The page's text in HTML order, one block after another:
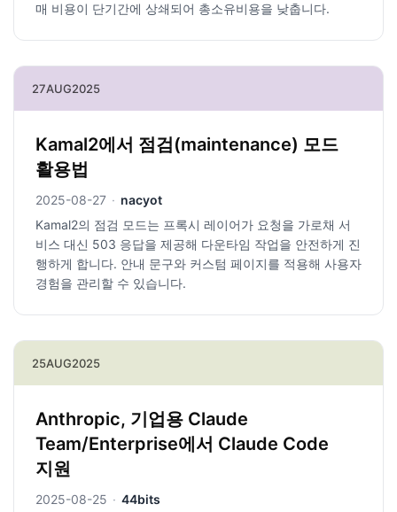
매 비용이 단기간에 상쇄되어 총소유비용을 낮춥니다.
27AUG2025
Kamal2에서 점검(maintenance) 모드
활용법
2025-08-27 · nacyot
Kamal2의 점검 모드는 프록시 레이어가 요청을 가로채 서
비스 대신 503 응답을 제공해 다운타임 작업을 안전하게 진
행하게 합니다. 안내 문구와 커스텀 페이지를 적용해 사용자
경험을 관리할 수 있습니다.
25AUG2025
Anthropic, 기업용 Claude
Team/Enterprise에서 Claude Code
지원
2025-08-25 · 44bits